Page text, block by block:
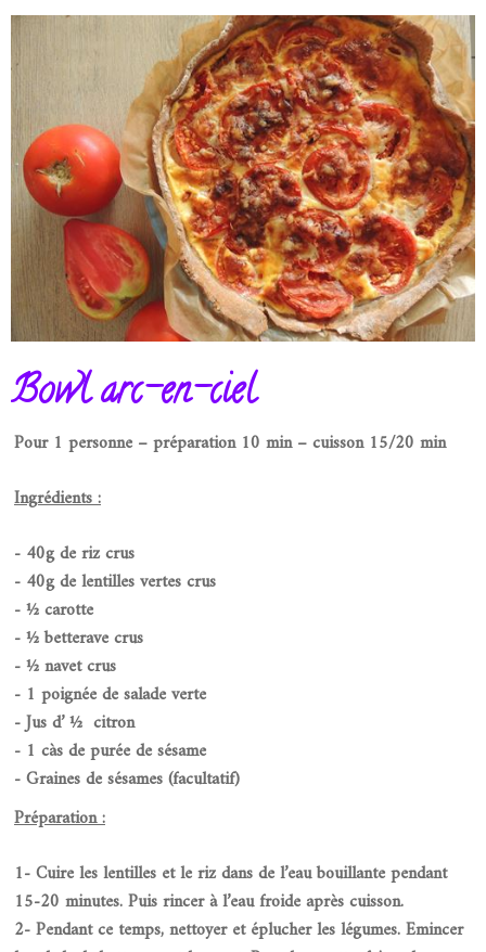
Bowl arc-en-ciel
Pour 1 personne – préparation 10 min – cuisson 15/20 min
Ingrédients :
- 40g de riz crus
- 40g de lentilles vertes crus
- ½ carotte
- ½ betterave crus
- ½ navet crus
- 1 poignée de salade verte
- Jus d’ ½ citron
- 1 càs de purée de sésame
- Graines de sésames (facultatif)
Préparation :
1- Cuire les lentilles et le riz dans de l’eau bouillante pendant
15-20 minutes. Puis rincer à l’eau froide après cuisson.
2- Pendant ce temps, nettoyer et éplucher les légumes. Emincer